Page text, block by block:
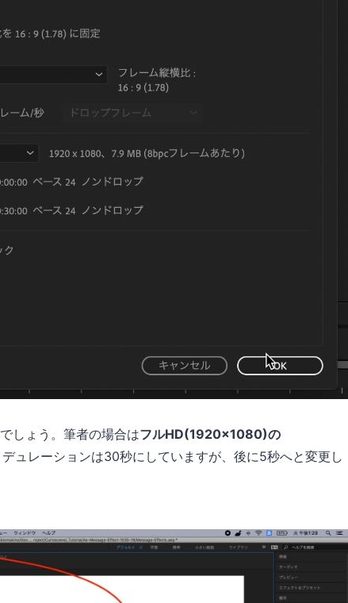
しょう。筆者の場合はフルHD(1920x1080)の
デュレーションは30秒にしていますが、後に5秒へと変更し